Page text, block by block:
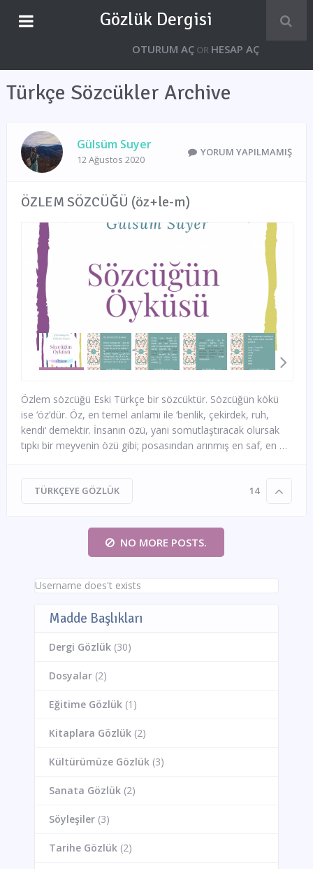
Gözlük Dergisi
OTURUM AÇOR HESAP AÇ
Türkçe Sözcükler Archive
Gülsüm Suyer
12 Ağustos 2020
YORUM YAPILMAMIŞ
ÖZLEM SÖZCÜĞÜ (öz+le-m)
Özlem sözcüğü Eski Türkçe bir sözcüktür. Sözcüğün kökü
ise ‘öz’dür. Öz, en temel anlamı ile ‘benlik, çekirdek, ruh,
kendi‘ demektir. İnsanın özü, yani somutlaştıracak olursak
tıpkı bir meyvenin özü gibi; posasından arınmış en saf, en …
TÜRKÇEYE GÖZLÜK 14
NO MORE POSTS.
Username does't exists
Madde Başlıkları
Dergi Gözlük(30)
Dosyalar(2)
Eğitime Gözlük(1)
Kitaplara Gözlük(2)
Kültürümüze Gözlük(3)
Sanata Gözlük(2)
Söyleşiler(3)
Tarihe Gözlük(2)